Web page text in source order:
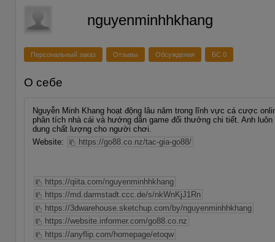
nguyenminhhkhang
Персональный заказ Отзывы Обсуждения БС 0
О себе
Nguyễn Minh Khang hoạt động lâu năm trong lĩnh vực cá cược
phân tích nhà cái và hướng dẫn game đổi thưởng chi tiết. Anh luôn
dung chất lượng cho người chơi.
Website:
https://go88.co.nz/tac-gia-go88/
https://qiita.com/nguyenminhhkhang
https://md.darmstadt.ccc.de/s/nkWnKjJ1Rn
https://3dwarehouse.sketchup.com/by/nguyenminhhkhang
https://website.informer.com/go88.co.nz
https://anyflip.com/homepage/etoqw